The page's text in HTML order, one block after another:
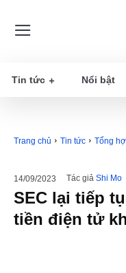
Tin tức Nổi bật
Trang chủ Tin tức Tổng
14/09/2023 Tác giả Shi Mo
SEC lại tiếp
tiền điện tử